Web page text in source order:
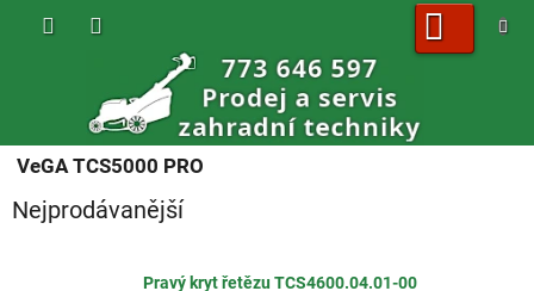
NÁKUPNÍ
VeGA TCS5000 PRO
Nejprodávanější
Pravý kryt řetězu TCS4600.04.01-00